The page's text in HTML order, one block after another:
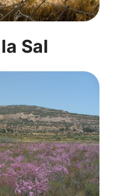
Sal